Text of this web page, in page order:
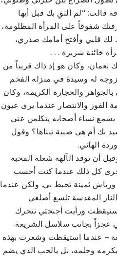
قالت: “لم ألتقِ بك قبل أيها
شفوقاً على المرأة المظلومة،
لك قلبي وأفتح أمامك صدري،
خائنة شريرة . . .
وكان هو إذ ذاك قريباً من
له وسيدة في منزله الفخم
والحجارة الكريمة، وكان
الفوز والانتصار عندما يرى عيون
يسمع نساء أصحابه يتكلمن عني
بك أم هي صبية تبناها؟ وقول
الهاني.
أن توقد الآلهة شعلة المحبة
جرى كل ذلك عندما كنت أحسب
ثمينة تحيط بي. ولكن عندما
المقدسة تلسع أضلعي
ورأيت أجنحتي تتحرك
عجزاً بجانب سلاسل الشريعة
– عندما استيقظت وشعرت بهذه
وحلمه، بل بالحب الذي يضم